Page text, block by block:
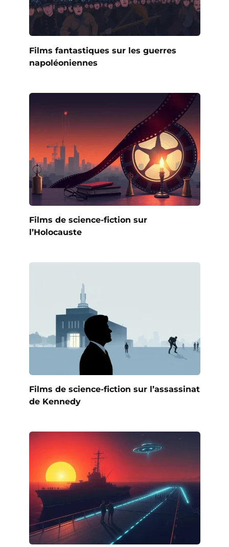
Films fantastiques sur les guerres
napoléoniennes
Films de science-fiction sur
l’Holocauste
Films de science-fiction sur l’assassinat
de Kennedy